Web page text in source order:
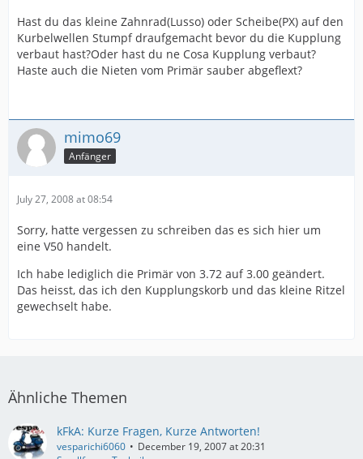
Hast du das kleine Zahnrad(Lusso) oder Scheibe(PX) auf den
Kurbelwellen Stumpf draufgemacht bevor du die Kupplung
verbaut hast?Oder hast du ne Cosa Kupplung verbaut?
Haste auch die Nieten vom Primär sauber abgeflext?
mimo69
Anfänger
July 27, 2008 at 08:54
Sorry, hatte vergessen zu schreiben das es sich hier um
eine V50 handelt.
Ich habe lediglich die Primär von 3.72 auf 3.00 geändert.
Das heisst, das ich den Kupplungskorb und das kleine Ritzel
gewechselt habe.
Ähnliche Themen
kFkA: Kurze Fragen, Kurze Antworten!
vesparichi6060
December 19, 2007 at 20:31